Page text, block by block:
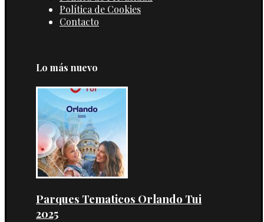
Política de Cookies
Contacto
Lo más nuevo
Parques Tematicos Orlando Tui
2025